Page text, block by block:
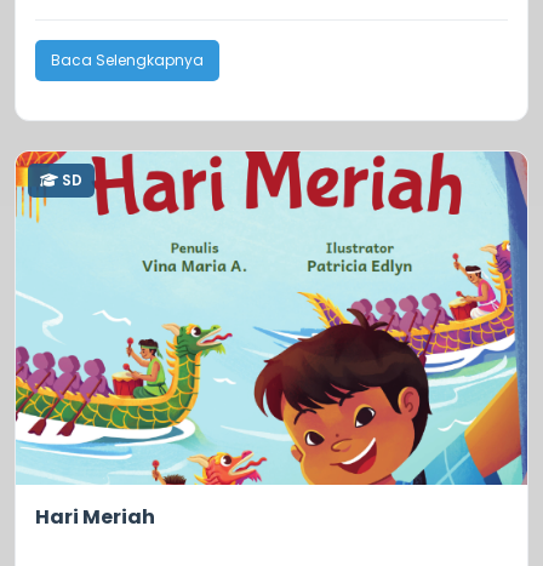
Baca Selengkapnya
SD
Hari Meriah